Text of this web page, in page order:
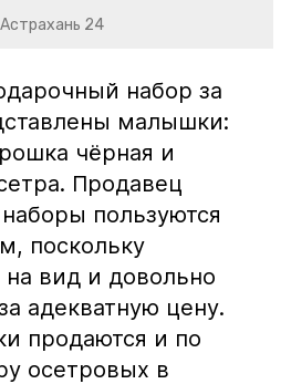
24
набор за
малышки:
чёрная и
Продавец
пользуются
поскольку
вид и довольно
адекватную цену.
продаются и по
осетровых в